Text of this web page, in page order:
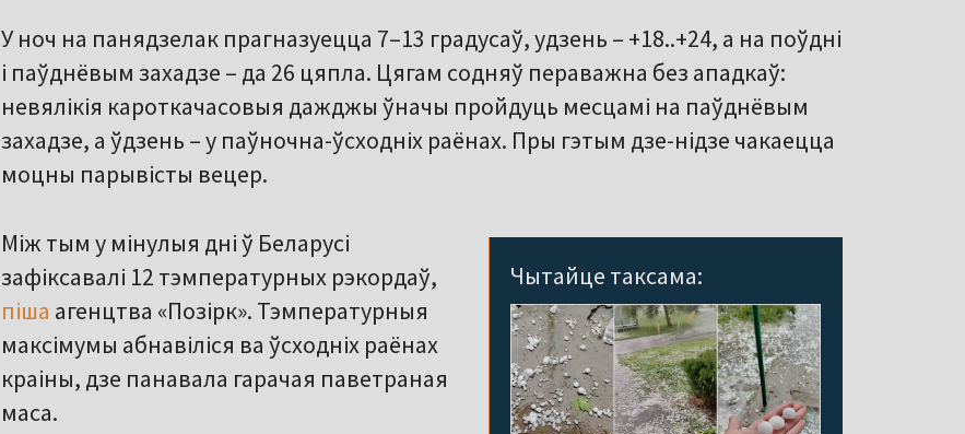
У ноч на панядзелак прагназуецца 7–13 градусаў, удзень – +18..+24, а на поўдні
і паўднёвым захадзе – да 26 цяпла. Цягам содняў пераважна без ападкаў:
невялікія кароткачасовыя дажджы ўначы пройдуць месцамі на паўднёвым
захадзе, а ўдзень – у паўночна-ўсходніх раёнах. Пры гэтым дзе-нідзе чакаецца
моцны парывісты вецер.
Чытайце таксама:
Між тым у мінулыя дні ў Беларусі
зафіксавалі 12 тэмпературных рэкордаў,
піша агенцтва «Позірк». Тэмпературныя
максімумы абнавіліся ва ўсходніх раёнах
краіны, дзе панавала гарачая паветраная
маса.